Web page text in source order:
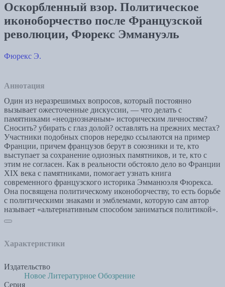
Оскорбленный взор. Политическое
иконоборчество после Французской
революции, Фюрекс Эммануэль
Фюрекс Э.
Аннотация
Один из неразрешимых вопросов, который постоянно
вызывает ожесточенные дискуссии, — что делать с
памятниками «неоднозначным» историческим личностям?
Сносить? убирать с глаз долой? оставлять на прежних местах?
Участники подобных споров нередко ссылаются на пример
Франции, причем французов берут в союзники и те, кто
выступает за сохранение одиозных памятников, и те, кто с
этим не согласен. Как в реальности обстояло дело во Франции
XIX века с памятниками, помогает узнать книга
современного французского историка Эмманюэля Фюрекса.
Она посвящена политическому иконоборчеству, то есть борьбе
с политическими знаками и эмблемами, которую сам автор
называет «альтернативным способом заниматься политикой».
Характеристики
Издательство
Новое Литературное Обозрение
Серия